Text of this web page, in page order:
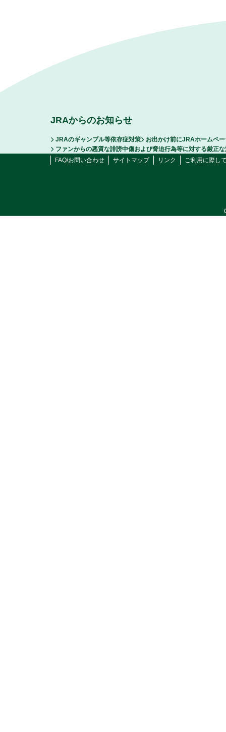
JRAからのお知らせ
JRAのギャンブル等依存症対策
お出かけ前にJRAホームペ
ファンからの悪質な誹謗中傷および脅迫行為等に対する厳正
FAQ/お問い合わせ
サイトマップ リンク ご利用に際し